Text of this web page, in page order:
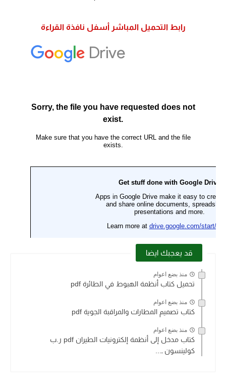
رابط التحميل المباشر أسفل نافذة القراءة
قد يعجبك ايضا
منذ بضع اعوام
تحميل كتاب أنظمة الهبوط في الطائرة pdf
منذ بضع اعوام
كتاب تصميم المطارات والمراقبة الجوية pdf
منذ بضع اعوام
كتاب مدخل إلى أنظمة إلكترونيات الطيران pdf ر.ب
كولينسون ـ...